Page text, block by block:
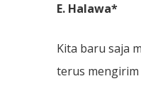
E. Halawa*
Kita baru saja
terus mengirim